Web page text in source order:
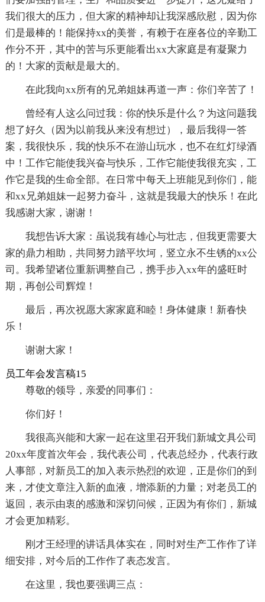
我们很大的压力，但大家的精神却让我深感欣慰，因为你
们是最棒的！能保持xx的美誉，有赖于在座各位的辛勤工
作分不开，其中的苦与乐更能看出xx大家庭是有凝聚力
的！大家的贡献是最大的。
在此我向xx所有的兄弟姐妹再道一声：你们辛苦了！
曾经有人这么问过我：你的快乐是什么？为这问题我
想了好久（因为以前我从来没有想过），最后我得一答
案，我很快乐，我的快乐不在游山玩水，也不在红灯绿酒
中！工作它能使我兴奋与快乐，工作它能使我很充实，工
作它是我的生命全部。在日常中每天上班能见到你们，能
和xx兄弟姐妹一起努力奋斗，这就是我最大的快乐！在此
我感谢大家，谢谢！
我想告诉大家：虽说我有雄心与壮志，但我更需要大
家的鼎力相助，共同努力踏平坎坷，竖立永不生锈的xx公
司。我希望诸位重新调整自己，携手步入xx年的盛旺时
期，再创公司辉煌！
最后，再次祝愿大家家庭和睦！身体健康！新春快
乐！
谢谢大家！
员工年会发言稿15
尊敬的领导，亲爱的同事们：
你们好！
我很高兴能和大家一起在这里召开我们新城文具公司
20xx年度首次年会，我代表公司，代表总经办，代表行政
人事部，对新员工的加入表示热烈的欢迎，正是你们的到
来，才使文章注入新的血液，增添新的力量；对老员工的
返回，表示由衷的感激和深切问候，正因为有你们，新城
才会更加精彩。
刚才王经理的讲话具体实在，同时对生产工作作了详
细安排，对今后的工作作了表态发言。
在这里，我也要强调三点：